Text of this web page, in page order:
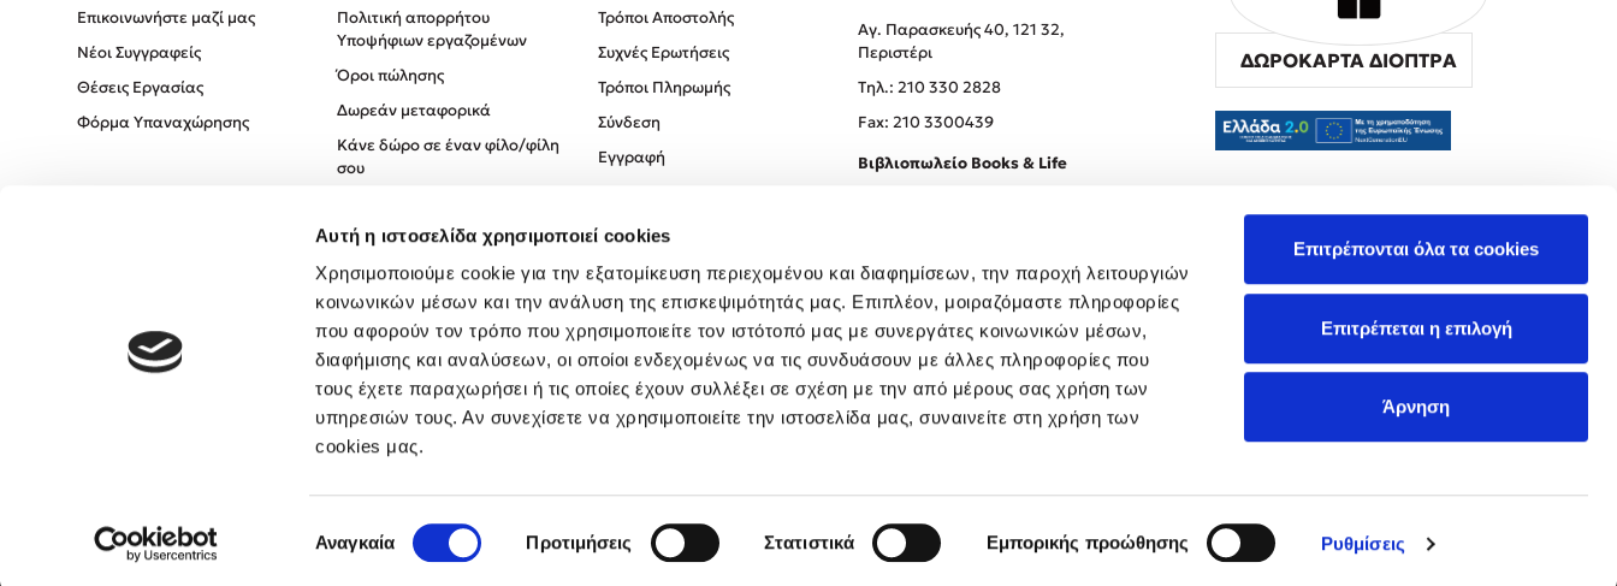
Αυτή η ιστοσελίδα χρησιμοποιεί cookies
Χρησιμοποιούμε cookie για την εξατομίκευση περιεχομένου και διαφημίσεων, την παροχή λειτουργιών
κοινωνικών μέσων και την ανάλυση της επισκεψιμότητάς μας. Επιπλέον, μοιραζόμαστε πληροφορίες
που αφορούν τον τρόπο που χρησιμοποιείτε τον ιστότοπό μας με συνεργάτες κοινωνικών μέσων,
διαφήμισης και αναλύσεων, οι οποίοι ενδεχομένως να τις συνδυάσουν με άλλες πληροφορίες που
τους έχετε παραχωρήσει ή τις οποίες έχουν συλλέξει σε σχέση με την από μέρους σας χρήση των
υπηρεσιών τους. Αν συνεχίσετε να χρησιμοποιείτε την ιστοσελίδα μας, συναινείτε στη χρήση των
cookies μας.
συγκατάθεσης
Αναγκαία Προτιμήσεις Στατιστικά Εμπορικής προώθησης Ρυθμίσεις
Επιτρέπονται όλα τα cookies
Επιτρέπεται η επιλογή
Άρνηση
Επικοινωνήστε μαζί μας
Νέοι Συγγραφείς
Θέσεις Εργασίας
Φόρμα Υπαναχώρησης
Πολιτική απορρήτου
Υποψήφιων εργαζομένων
Όροι πώλησης
Δωρεάν μεταφορικά
Κάνε δώρο σε έναν φίλο/φίλη
σου
Πολιτική Απορρήτου
Όροι χρήσης
Τρόποι Αποστολής
Συχνές Ερωτήσεις
Τρόποι Πληρωμής
Σύνδεση
Εγγραφή
Αγ. Παρασκευής 40, 121 32,
Περιστέρι
Tηλ.: 210 330 2828
Fax: 210 3300439
Βιβλιοπωλείο Books & Life
ΔΩΡΟΚΑΡΤΑ ΔΙΟΠΤΡΑ
Created by Powered by